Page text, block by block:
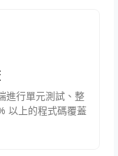
進行單元測試、整
以上的程式碼覆蓋